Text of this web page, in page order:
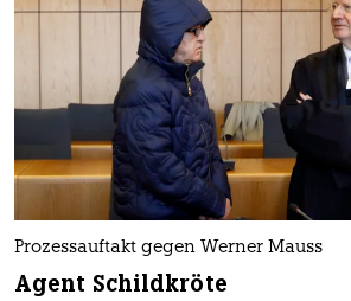
Prozessauftakt gegen Werner Mauss
Agent Schildkröte